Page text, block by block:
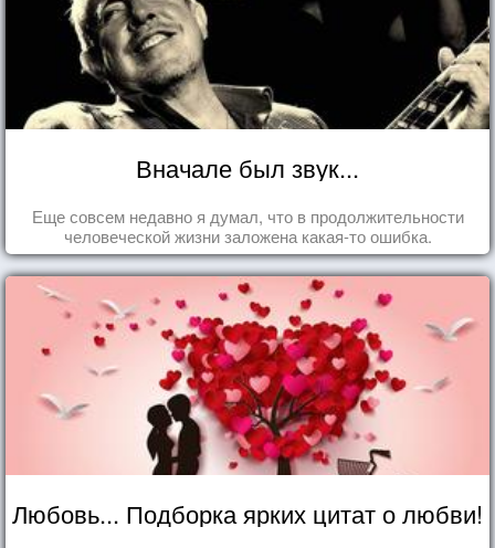
Вначале был звук...
Еще совсем недавно я думал, что в продолжительности
человеческой жизни заложена какая-то ошибка.
Любовь... Подборка ярких цитат о любви!